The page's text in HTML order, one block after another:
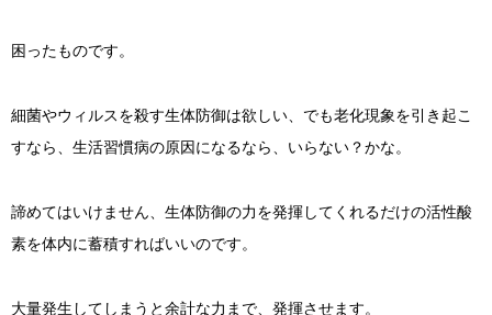
困ったものです。
細菌やウィルスを殺す生体防御は欲しい、でも老化現象を引き起こ
すなら、生活習慣病の原因になるなら、いらない？かな。
諦めてはいけません、生体防御の力を発揮してくれるだけの活性酸
素を体内に蓄積すればいいのです。
大量発生してしまうと余計な力まで、発揮させます。